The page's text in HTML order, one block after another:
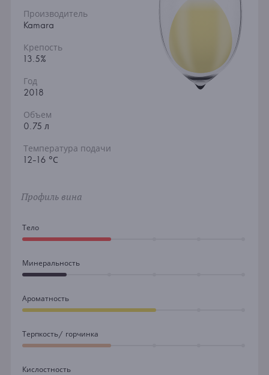
Производитель
Kamara
Крепость
13.5%
Год
2018
Объем
0.75 л
Температура подачи
12-16 °С
Профиль вина
Тело
Минеральность
Ароматность
Терпкость/ горчинка
Кислостность